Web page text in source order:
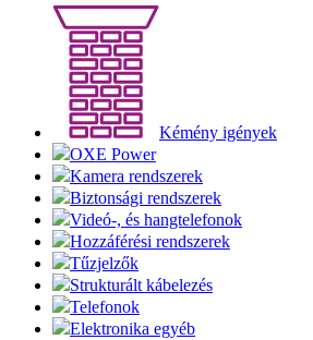
Kémény igények
OXE Power
Kamera rendszerek
Biztonsági rendszerek
Videó-, és hangtelefonok
Hozzáférési rendszerek
Tűzjelzők
Strukturált kábelezés
Telefonok
Elektronika egyéb